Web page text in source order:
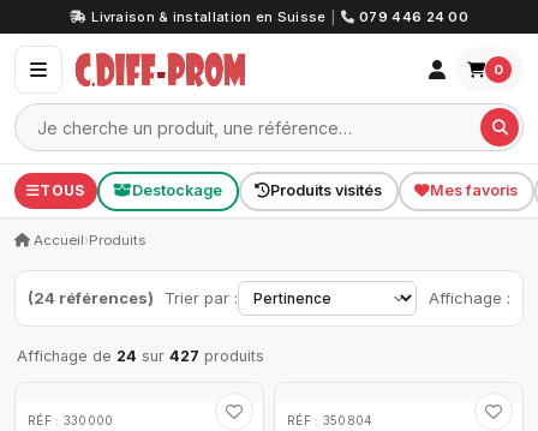
Livraison & installation en Suisse 079 446 24 00
0
TOUS Destockage Produits visités Mes favoris
Accueil›Produits
(24 références) Trier par : Affichage :
Affichage de 24 sur 427 produits
RÉF : 330000 RÉF : 350804